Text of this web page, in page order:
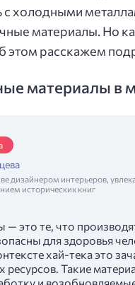
холодными
материалы. Но
этом расскажем
материалы в
дизайнером интерьеров,
исторических книг
это те, что
для здоровья
хай-тека это
ресурсов. Такие